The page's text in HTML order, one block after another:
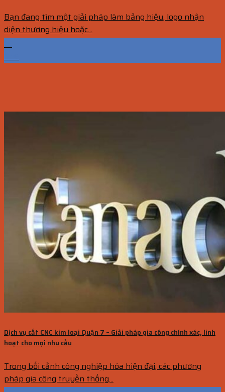
Bạn đang tìm một giải pháp làm bảng hiệu, logo nhận
diện thương hiệu hoặc...
16
Th6
Dịch vụ cắt CNC kim loại Quận 7 – Giải pháp gia công chính xác, linh
hoạt cho mọi nhu cầu
Trong bối cảnh công nghiệp hóa hiện đại, các phương
pháp gia công truyền thống...